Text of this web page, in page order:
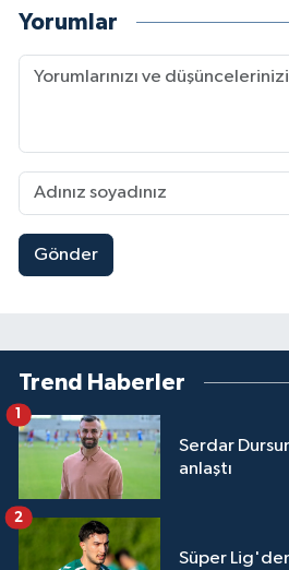
Yorumlar
Gönder
Trend Haberler
Serdar
anlaştı
Süper
2